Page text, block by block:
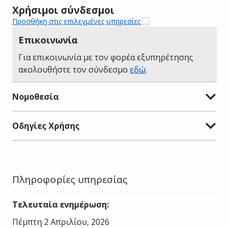
Χρήσιμοι σύνδεσμοι
Προσθήκη στις επιλεγμένες υπηρεσίες
Επικοινωνία
Για επικοινωνία με τον φορέα εξυπηρέτησης
ακολουθήστε τον σύνδεσμο εδώ.
Νομοθεσία
Οδηγίες Χρήσης
Πληροφορίες υπηρεσίας
Τελευταία ενημέρωση:
Πέμπτη 2 Απριλίου, 2026